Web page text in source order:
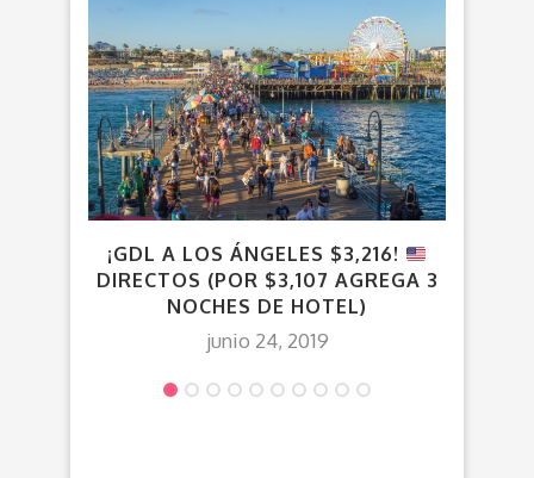
¡GDL A LOS ÁNGELES $3,216!
DIRECTOS (POR $3,107 AGREGA 3
NOCHES DE HOTEL)
junio 24, 2019